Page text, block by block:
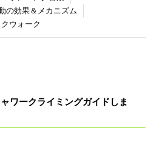
の効果＆メカニズム
ウォーク
ワークライミングガイドしま